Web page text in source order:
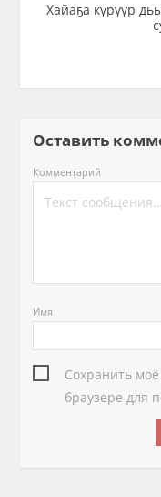
Хайаҕа күрүүр
Оставить
Комментарий
Имя
Сохранить
браузере для